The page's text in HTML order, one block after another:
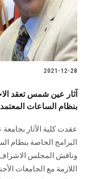
2021-12-28
آثار عين شمس تعقد
بنظام الساعات المعتمدة
عقدت كلية الآثار
وناقش المجلس الاشراف
اللازمة مع الجامعات